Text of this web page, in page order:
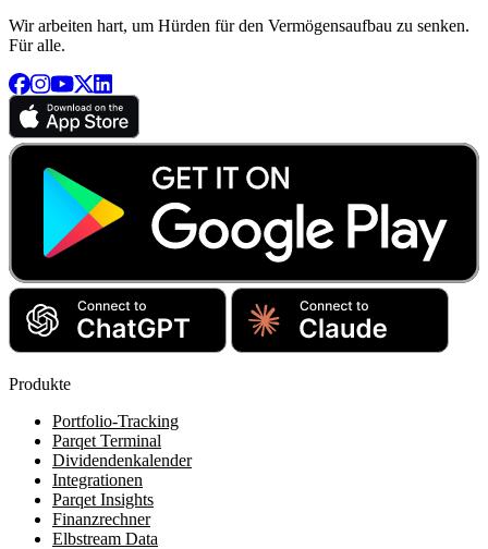
Wir arbeiten hart, um Hürden für den Vermögensaufbau zu senken.
Für alle.
Produkte
Portfolio-Tracking
Parqet Terminal
Dividendenkalender
Integrationen
Parqet Insights
Finanzrechner
Elbstream Data